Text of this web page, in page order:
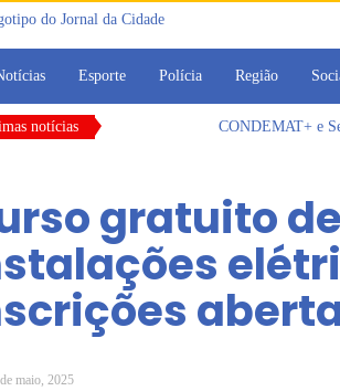
Esporte Polícia Região
notícias
CONDEMAT+ e
Arujá promove 2º
Com estratégias
Vereadores
gratuito
maio, 2025